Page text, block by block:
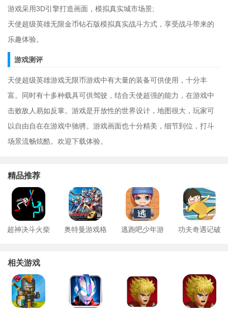
游戏采用3D引擎打造画面，模拟真实城市场景;
天使超级英雄无限金币钻石版模拟真实战斗方式，享受战斗带来的
乐趣体验。
游戏测评
天使超级英雄游戏无限币游戏中有大量的装备可供使用，十分丰
富。同时有十多种载具可供驾驶，结合天使超强的能力，在游戏中
击败敌人易如反掌。游戏是开放性的世界设计，地图很大，玩家可
以自由自在在游戏中驰骋。游戏画面也十分精美，细节到位，打斗
场景流畅炫酷。欢迎下载体验。
精品推荐
超神决斗火柴 奥特曼游戏格 逃跑吧少年游 功夫奇遇记破
相关游戏